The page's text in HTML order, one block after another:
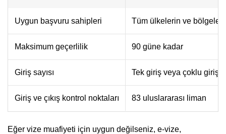
Uygun başvuru sahipleri Tüm ülkelerin ve
Maksimum geçerlilik 90 güne kadar
Giriş sayısı Tek giriş veya çoklu giriş
Giriş ve çıkış kontrol noktaları 83 uluslararası liman
Eğer vize muafiyeti için uygun değilseniz, e-vize,